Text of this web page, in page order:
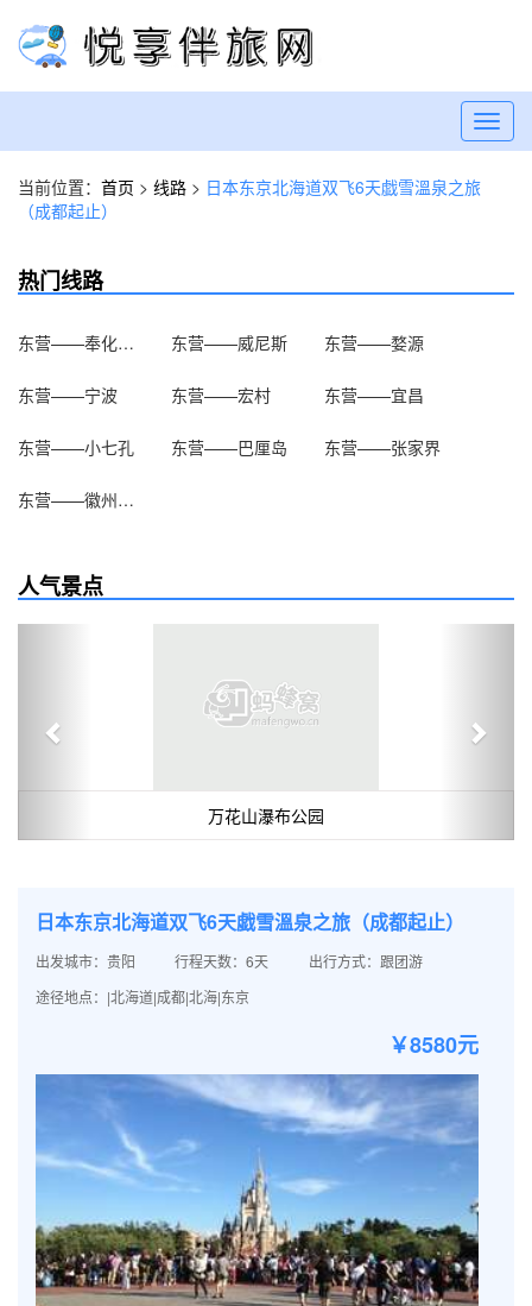
当前位置： 首页 > 线路 > 日本东京北海道双飞6天戯雪溫泉之旅
（成都起止）
热门线路
东营——奉化溪口 东营——威尼斯 东营——婺源
东营——宁波 东营——宏村 东营——宜昌
东营——小七孔 东营——巴厘岛 东营——张家界
东营——徽州古城
人气景点
万花山瀑布公园
日本东京北海道双飞6天戯雪溫泉之旅（成都起止）
出发城市：贵阳 行程天数：6天
出行方式：跟团游
途径地点：|北海道|成都|北海|东京
￥8580元